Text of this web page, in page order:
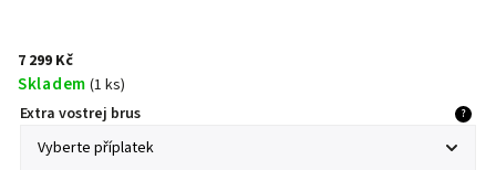
7 299 Kč
Skladem (1 ks)
Extra vostrej brus
?